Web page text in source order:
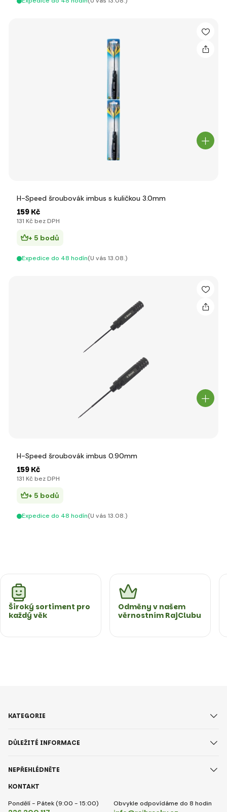
H-Speed šroubovák imbus s kuličkou 3.0mm
159 Kč
131 Kč bez DPH
+ 5 bodů
Expedice do 48 hodín(U vás 13.08.)
H-Speed šroubovák imbus 0.90mm
159 Kč
131 Kč bez DPH
+ 5 bodů
Expedice do 48 hodín(U vás 13.08.)
Široký sortiment pro
každý věk
Odměny v našem
věrnostním RajClubu
KONTAKT
Pondělí - Pátek (9:00 - 15:00) Obvykle odpovídáme do 8 hodin
KATEGORIE
DŮLEŽITÉ INFORMACE
NEPŘEHLÉDNĚTE